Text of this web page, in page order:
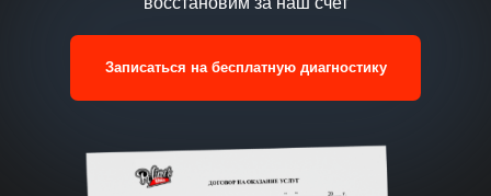
Записаться на бесплатную диагностику